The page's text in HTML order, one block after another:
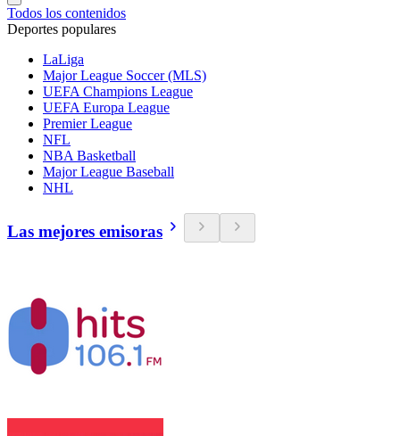
Todos los contenidos
Deportes populares
LaLiga
Major League Soccer (MLS)
UEFA Champions League
UEFA Europa League
Premier League
NFL
NBA Basketball
Major League Baseball
NHL
Las mejores emisoras